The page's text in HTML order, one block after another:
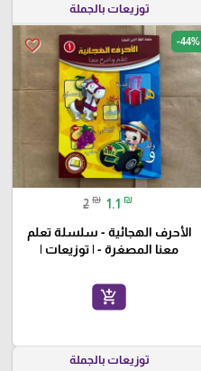
توزيعات بالجملة
favorite_border -44%
2 ₪ 1.1 ₪
الأحرف الهجائية - سلسلة تعلم
معنا المصغرة - | توزيعات |
add_shopping_cart
توزيعات بالجملة